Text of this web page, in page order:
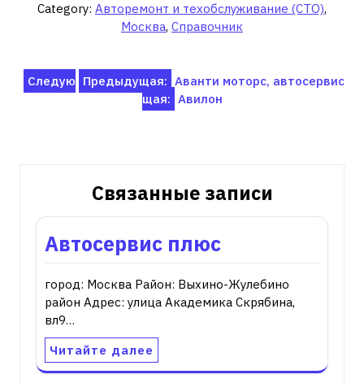
Category: Авторемонт и техобслуживание (СТО),
Москва, Справочник
Навигация
Предыдущая: Аванти моторс, автосервис
Следую
щая: Авилон
Связанные записи
Автосервис плюс
город: Москва Район: Выхино-Жулебино
район Адрес: улица Академика Скрябина,
вл9…
Читайте далее